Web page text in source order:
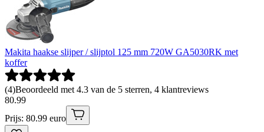
Makita haakse slijper / slijptol 125 mm 720W GA5030RK met
koffer
(4)Beoordeeld met 4.3 van de 5 sterren, 4 klantreviews
80.99
Prijs: 80.99 euro